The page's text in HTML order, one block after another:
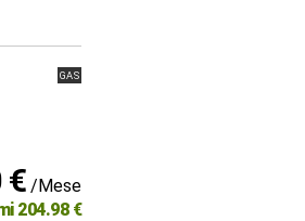
GAS
€ /Mese
204.98 €